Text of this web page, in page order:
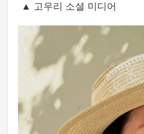
▲ 고우리 소셜 미디어